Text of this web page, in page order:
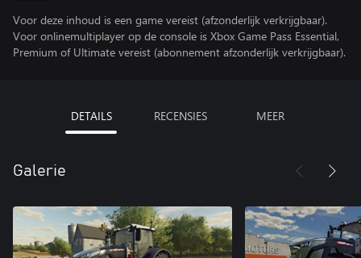
Voor deze inhoud is een game vereist (afzonderlijk verkrijgbaar).
Voor onlinemultiplayer op de console is Xbox Game Pass Essential,
Premium of Ultimate vereist (abonnement afzonderlijk verkrijgbaar).
DETAILS RECENSIES MEER
Galerie